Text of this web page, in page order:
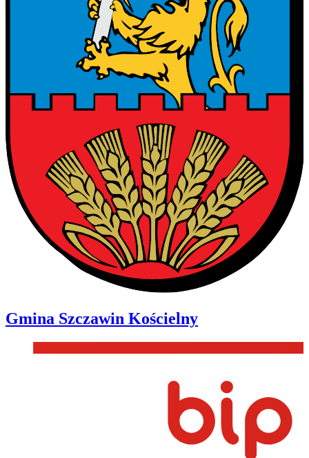
Gmina Szczawin Kościelny